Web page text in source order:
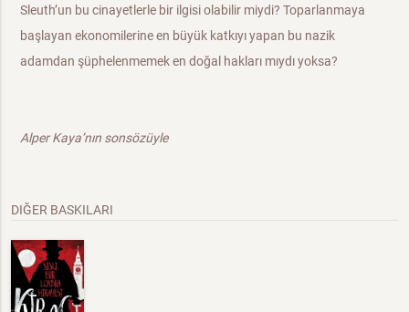
Sleuth’un bu cinayetlerle bir ilgisi olabilir miydi? Toparlanmaya
başlayan ekonomilerine en bü­yük katkıyı yapan bu nazik
adamdan şüphelenmemek en doğal hakları mıydı yoksa?
Alper Kaya’nın sonsözüyle
DIĞER BASKILARI